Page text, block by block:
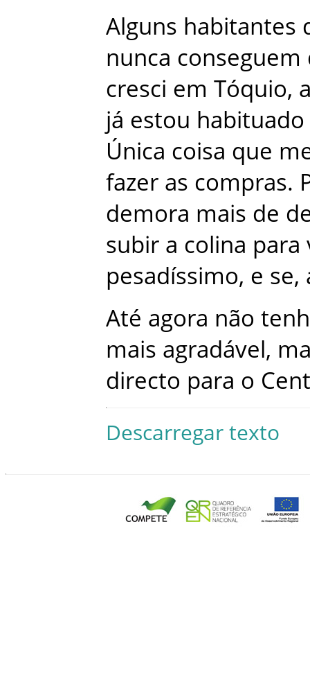
Alguns habitantes
nunca conseguem
cresci em Tóquio,
já estou habituado
Única coisa que
fazer as compras.
demora mais de
subir a colina para
pesadíssimo, e se,
Até agora não
mais agradável,
directo para o
Descarregar texto